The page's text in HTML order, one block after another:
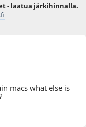
- laatua järkihinnalla.
macs what else is